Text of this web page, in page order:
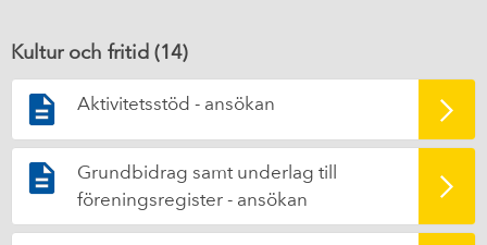
Kultur och fritid (14)
Aktivitetsstöd - ansökan
Grundbidrag samt underlag till
föreningsregister - ansökan